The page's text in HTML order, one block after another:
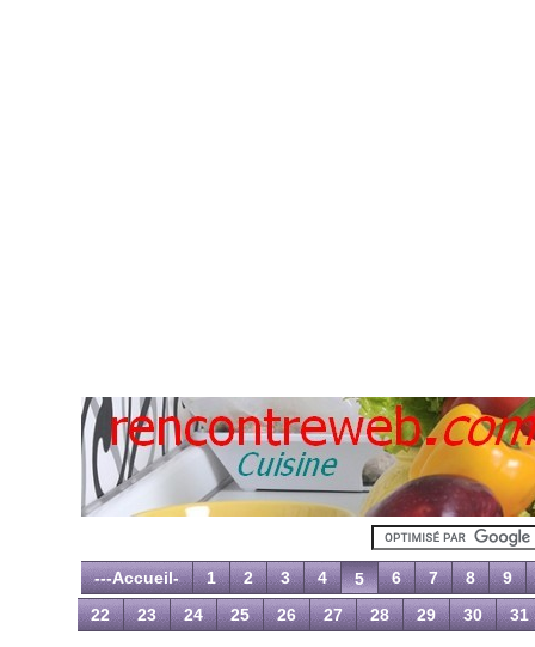
---Accueil- 1 2 3 4 5 6 7 8
9
22
23 24 25 26 27 28 29 30 31